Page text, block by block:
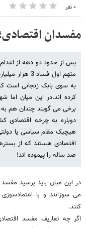
۰ نفر
مفسدان
پس از حدود دو دهه از
متهم اول
کرده اند.در این میان اما
برخی می گویند چندان هم
دوباره به چرخه اقتصادی
هیچیک مقام سیاسی یا
اقتصادی هستند که از
صد ساله را پیموده اند!
در این میان باید پرسید
می سوزانند و با
کنند.
اگر چه تعاریف مفسد